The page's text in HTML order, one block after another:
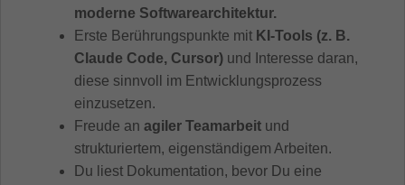
moderne Softwarearchitektur.
Erste Berührungspunkte mit KI-Tools (z. B.
Claude Code, Cursor) und Interesse daran,
diese sinnvoll im Entwicklungsprozess
einzusetzen.
Freude an agiler Teamarbeit und
strukturiertem, eigenständigem Arbeiten.
Du liest Dokumentation, bevor Du eine